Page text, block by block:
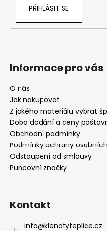
PŘIHLÁSIT SE
Informace pro vás
O nás
Jak nakupovat
Z jakého materiálu vybrat
Doba dodání a ceny
Obchodní podmínky
Podmínky ochrany
Odstoupení od smlouvy
Puncovní značky
Kontakt
info@klenotyteplice.cz